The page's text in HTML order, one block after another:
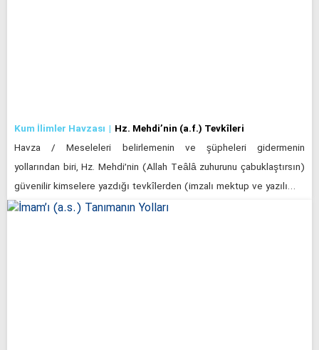
Kum İlimler Havzası Hz. Mehdi’nin (a.f.) Tevkîleri
Havza / Meseleleri belirlemenin ve şüpheleri gidermenin
yollarından biri, Hz. Mehdi’nin (Allah Teâlâ zuhurunu çabuklaştırsın)
güvenilir kimselere yazdığı tevkîlerden (imzalı mektup ve yazılı…